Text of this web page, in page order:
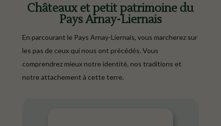
Châteaux et petit patrimoine du
Pays Arnay-Liernais
En parcourant le Pays Arnay-Liernais, vous marcherez sur
les pas de ceux qui nous ont précédés. Vous
comprendrez mieux notre identité, nos traditions et
notre attachement à cette terre.